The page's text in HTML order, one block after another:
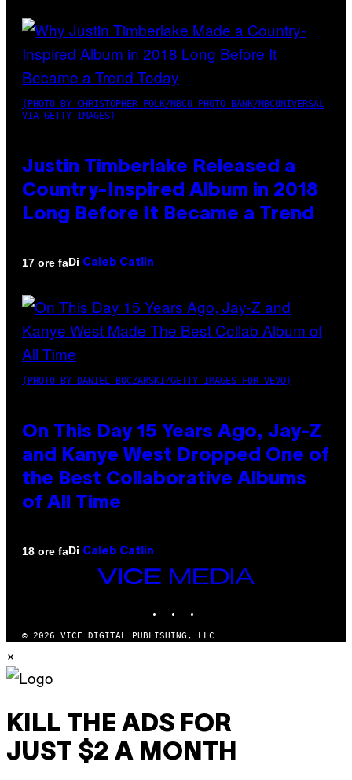
(PHOTO BY CHRISTOPHER POLK/NBCU PHOTO BANK/NBCUNIVERSAL
VIA GETTY IMAGES)
Justin Timberlake Released a
Country-Inspired Album in 2018
Long Before It Became a Trend
17 ore faDi Caleb Catlin
(PHOTO BY DANIEL BOCZARSKI/GETTY IMAGES FOR VEVO)
On This Day 15 Years Ago, Jay-Z
and Kanye West Dropped One of
the Best Collaborative Albums
of All Time
18 ore faDi Caleb Catlin
VICE
© 2026 VICE DIGITAL PUBLISHING, LLC
×
KILL THE ADS FOR
JUST $2 A MONTH